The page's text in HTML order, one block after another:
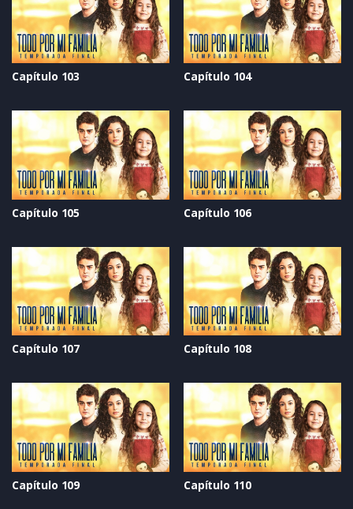
Capítulo 103 Capítulo 104
Capítulo 105 Capítulo 106
Capítulo 107 Capítulo 108
Capítulo 109 Capítulo 110